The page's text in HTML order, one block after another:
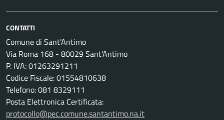
CONTATTI
Comune di Sant'Antimo
Via Roma 168 - 80029 Sant'Antimo
P. IVA: 01263291211
Codice Fiscale: 01554810638
Telefono: 081 8329111
Posta Elettronica Certificata:
protocollo@pec.comune.santantimo.na.it